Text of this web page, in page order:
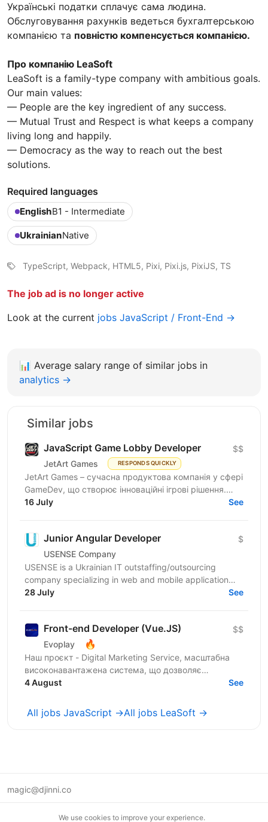
Українські податки сплачує сама людина.
Обслуговування рахунків ведеться бухгалтерською
компанією та повністю компенсується компанією.
Про компанію LeaSoft
LeaSoft is a family-type company with ambitious goals.
Our main values:
— People are the key ingredient of any success.
— Mutual Trust and Respect is what keeps a company
living long and happily.
— Democracy as the way to reach out the best
solutions.
Required languages
EnglishB1 - Intermediate
UkrainianNative
TypeScript, Webpack, HTML5, Pixi, Pixi.js, PixiJS, TS
The job ad is no longer active
Look at the current jobs JavaScript / Front-End →
📊 Average salary range of similar jobs in
analytics →
Similar jobs
JavaScript Game Lobby Developer
JetArt Games RESPONDS QUICKLY
$$
JetArt Games – сучасна продуктова компанія у сфері
GameDev, що створює інноваційні ігрові рішення.
Шукаємо JavaScript Developer, якому затісно в
16 July See
Junior Angular Developer
USENSE Company
$
USENSE is a Ukrainian IT outstaffing/outsourcing
company specializing in web and mobile application
development for clients across Europe and the USA.
28 July See
Front-end Developer (Vue.JS)
Evoplay 🔥
$$
Наш проєкт - Digital Marketing Service, масштабна
високонавантажена система, що дозволяє
створювати партнерські програми для компаній та
4 August See
All jobs JavaScript →All jobs LeaSoft →
magic@djinni.co
We use cookies to improve your experience.